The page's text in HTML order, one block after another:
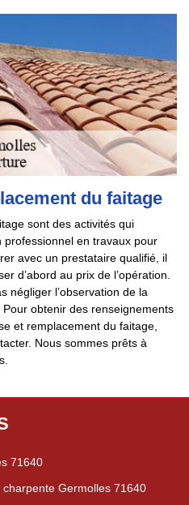
du faitage
sont des activités qui
professionnel en travaux pour
avec un prestataire qualifié, il
d’abord au prix de l’opération.
négliger l’observation de la
obtenir des renseignements
et remplacement du faitage,
Nous sommes prêts à
71640
Germolles 71640